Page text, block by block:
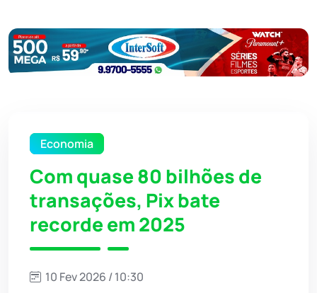
Economia
Com quase 80 bilhões de
transações, Pix bate
recorde em 2025
10 Fev 2026 / 10:30